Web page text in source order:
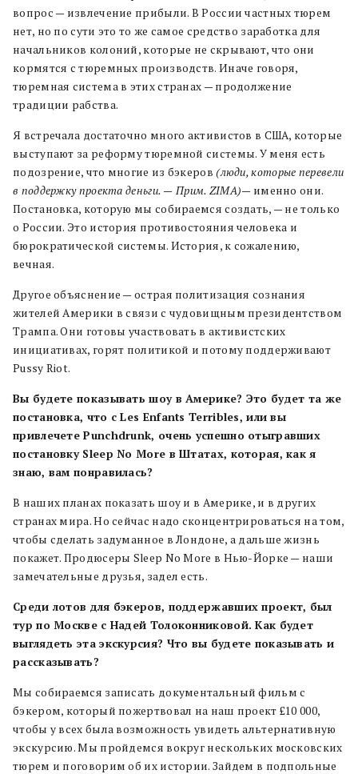
вопрос — извлечение прибыли. В России частных тюрем
нет, но по сути это то же самое средство заработка для
начальников колоний, которые не скрывают, что они
кормятся с тюремных производств. Иначе говоря,
тюремная система в этих странах — продолжение
традиции рабства.
Я встречала достаточно много активистов в США, которые
выступают за реформу тюремной системы. У меня есть
подозрение, что многие из бэкеров(люди, которые перевели
в поддержку проекта деньги. —Прим. ZIMA)— именно они.
Постановка, которую мы собираемся создать, — не только
о России. Это история противостояния человека и
бюрократической системы. История, к сожалению,
вечная.
Другое объяснение — острая политизация сознания
жителей Америки в связи с чудовищным президентством
Трампа. Они готовы участвовать в активистских
инициативах, горят политикой и потому поддерживают
Pussy Riot.
Вы будете показывать шоу в Америке? Это будет та же
постановка, что с Les Enfants Terribles, или вы
привлечете Punchdrunk, очень успешно отыгравших
постановку Sleep No More в Штатах, которая, как я
знаю, вам понравилась?
В наших планах показать шоу и в Америке, и в других
странах мира. Но сейчас надо сконцентрироваться на том,
чтобы сделать задуманное в Лондоне, а дальше жизнь
покажет. Продюсеры Sleep No More в Нью-Йорке — наши
замечательные друзья, задел есть.
Среди лотов для бэкеров, поддержавших проект, был
тур по Москве с Надей Толоконниковой. Как будет
выглядеть эта экскурсия? Что вы будете показывать и
рассказывать?
Мы собираемся записать документальный фильм с
бэкером, который пожертвовал на наш проект £10 000,
чтобы у всех была возможность увидеть альтернативную
экскурсию. Мы пройдемся вокруг нескольких московских
тюрем и поговорим об их истории. Зайдем в подпольные